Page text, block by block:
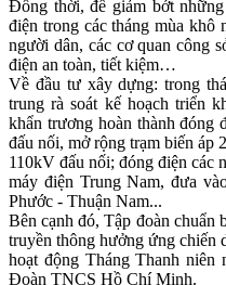
Đồng thời, để giảm bớt
điện trong các tháng mùa khô
người dân, các cơ quan công
điện an toàn, tiết kiệm…
Về đầu tư xây dựng: trong
trung rà soát kế hoạch triển
khẩn trương hoàn thành đóng
đấu nối, mở rộng trạm biến áp
110kV đấu nối; đóng điện các
máy điện Trung Nam, đưa
Phước - Thuận Nam...
Bên cạnh đó, Tập đoàn chuẩn
truyền thông hưởng ứng chiến
hoạt động Tháng Thanh niên
Đoàn TNCS Hồ Chí Minh.